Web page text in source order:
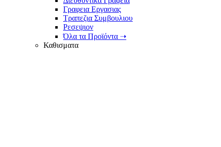
Γραφεια Εργασιας
Τραπεζια Συμβουλιου
Ρεσεψιον
Όλα τα Προϊόντα ➝
Καθισματα